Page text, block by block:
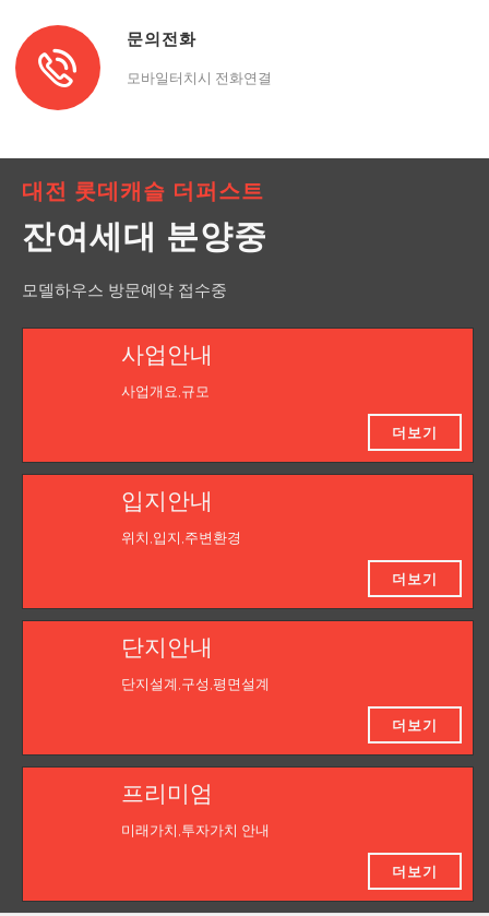
문의전화
모바일터치시 전화연결
대전 롯데캐슬 더퍼스트
잔여세대 분양중
모델하우스 방문예약 접수중
사업안내
사업개요,규모
더보기
입지안내
위치,입지,주변환경
더보기
단지안내
단지설계,구성,평면설계
더보기
프리미엄
미래가치,투자가치 안내
더보기